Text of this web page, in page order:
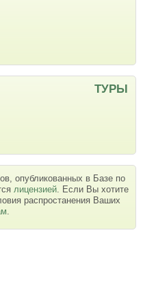
ТУРЫ
опубликованных в Базе по
лицензией. Если Вы хотите
распростанения Ваших
.